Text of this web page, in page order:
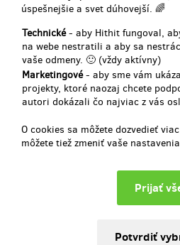
úspešnejšie a svet dúhovejší. 🌈
Technické- aby Hithit fungoval,
na webe nestratili a aby sa
vaše odmeny. 🙂 (vždy aktívny)
Marketingové- aby sme vám
projekty, ktoré naozaj chcete
autori dokázali čo najviac z vás
O cookies sa môžete dozvedieť
môžete tiež zmeniť vaše
Vybrané
10 719 €z8 261 €
129 %